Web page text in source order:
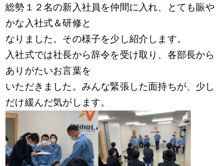
総勢１２名の新入社員を仲間に入れ、とても賑や
かな入社式＆研修と
なりました。その様子を少し紹介します。
入社式では社長から辞令を受け取り、各部長から
ありがたいお言葉を
いただきました。みんな緊張した面持ちが、少し
だけ緩んだ気がします。